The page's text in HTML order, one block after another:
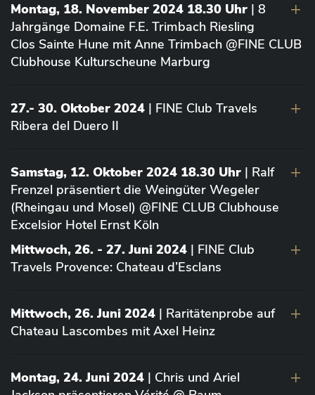
Montag, 18. November 2024 18.30 Uhr | 8
Jahrgänge Domaine F.E. Trimbach Riesling
Clos Sainte Hune mit Anne Trimbach @FINE CLUB
Clubhouse Kulturscheune Marburg
27.- 30. Oktober 2024 | FINE Club Travels
Ribera del Duero II
Samstag, 12. Oktober 2024 18.30 Uhr | Ralf
Frenzel präsentiert die Weingüter Wegeler
(Rheingau und Mosel) @FINE CLUB Clubhouse
Excelsior Hotel Ernst Köln
Mittwoch, 26. - 27. Juni 2024 | FINE Club
Travels Provence: Chateau d’Esclans
Mittwoch, 26. Juni 2024 | Raritätenprobe auf
Chateau Lascombes mit Axel Heinz
Montag, 24. Juni 2024 | Chris und Ariel